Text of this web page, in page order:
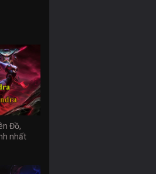
Đồ,
nhất